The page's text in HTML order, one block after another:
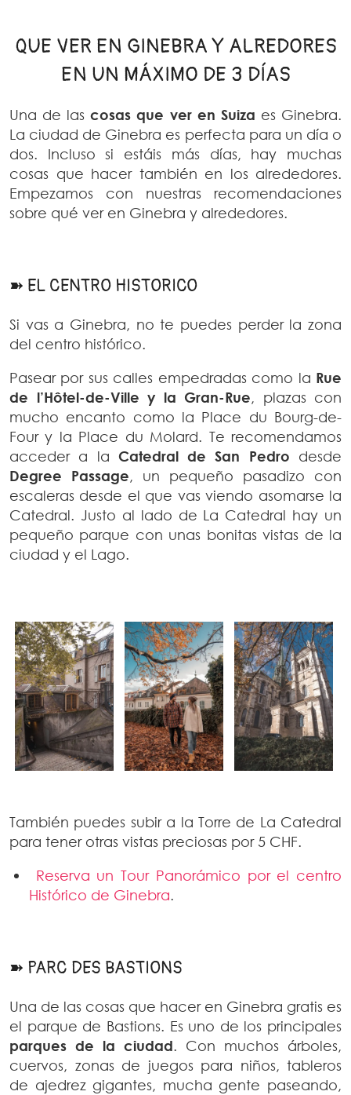
QUE VER EN GINEBRA Y ALREDORES
EN UN MÁXIMO DE 3 DÍAS
Una de lascosas que ver en Suiza es Ginebra.
La ciudad de Ginebra es perfecta para un día o
dos. Incluso si estáis más días, hay muchas
cosas que hacer también en los alrededores.
Empezamos con nuestras recomendaciones
sobre qué ver en Ginebra y alrededores.
➽ EL CENTRO HISTORICO
Si vas a Ginebra, no te puedes perder la zona
del centro histórico.
Pasear por sus calles empedradas como la Rue
de l’Hôtel-de-Ville y la Gran-Rue, plazas con
mucho encanto como la Place du Bourg-de-
Four y la Place du Molard. Te recomendamos
acceder a la Catedral de San Pedro desde
Degree Passage, un pequeño pasadizo con
escaleras desde el que vas viendo asomarse la
Catedral. Justo al lado de La Catedral hay un
pequeño parque con unas bonitas vistas de la
ciudad y el Lago.
También puedes subir a la Torre de La Catedral
para tener otras vistas preciosas por 5 CHF.
Reserva un Tour Panorámico por el centro
Histórico de Ginebra.
➽ PARC DES BASTIONS
Una de las cosas que hacer en Ginebra gratis es
el parque de Bastions. Es uno de los principales
parques de la ciudad. Con muchos árboles,
cuervos, zonas de juegos para niños, tableros
de ajedrez gigantes, mucha gente paseando,